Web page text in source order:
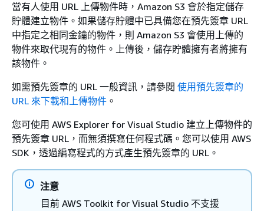
當有人使用 URL 上傳物件時，Amazon S3 會於指定儲存
貯體建立物件。如果儲存貯體中已具備您在預先簽章 URL
中指定之相同金鑰的物件，則 Amazon S3 會使用上傳的
物件來取代現有的物件。上傳後，儲存貯體擁有者將擁有
該物件。
如需預先簽章的 URL 一般資訊，請參閱 使用預先簽章的
URL 來下載和上傳物件 。
您可使用 AWS Explorer for Visual Studio 建立上傳物件的
預先簽章 URL，而無須撰寫任何程式碼。您可以使用 AWS
SDK，透過編寫程式的方式產生預先簽章的 URL。
注意
目前 AWS Toolkit for Visual Studio 不支援